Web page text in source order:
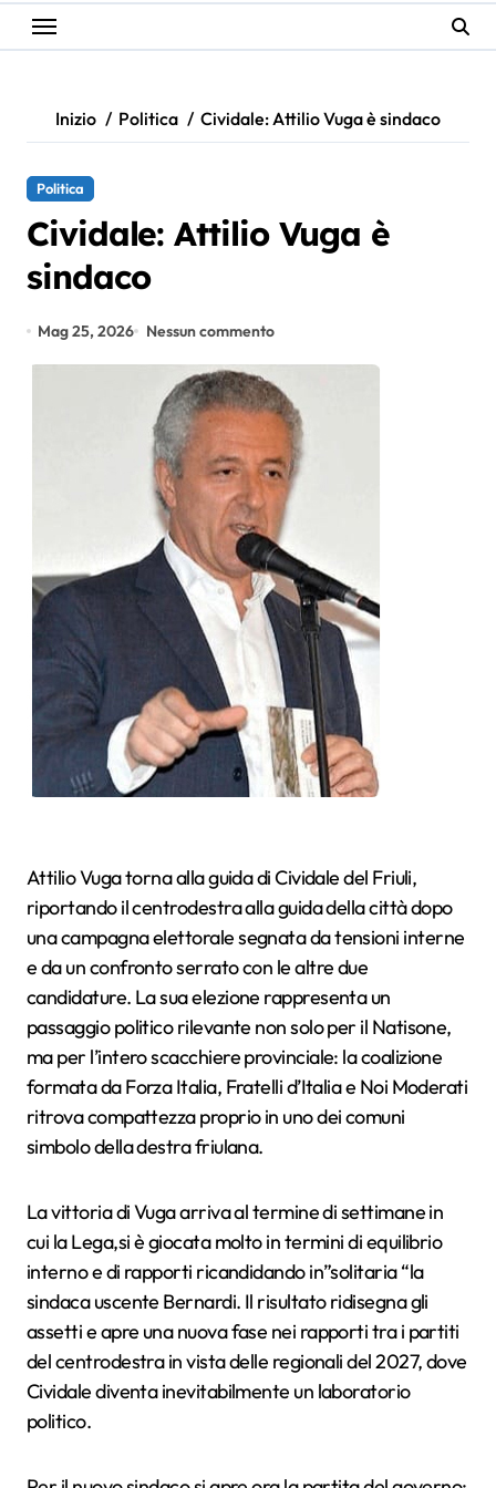
Inizio Politica Cividale: Attilio Vuga è sindaco
Politica
Cividale: Attilio Vuga è
sindaco
Mag 25, 2026 Nessun commento
Attilio Vuga torna alla guida di Cividale del Friuli,
riportando il centrodestra alla guida della città dopo
una campagna elettorale segnata da tensioni interne
e da un confronto serrato con le altre due
candidature. La sua elezione rappresenta un
passaggio politico rilevante non solo per il Natisone,
ma per l’intero scacchiere provinciale: la coalizione
formata da Forza Italia, Fratelli d’Italia e Noi Moderati
ritrova compattezza proprio in uno dei comuni
simbolo della destra friulana.
La vittoria di Vuga arriva al termine di settimane in
cui la Lega,si è giocata molto in termini di equilibrio
interno e di rapporti ricandidando in”solitaria “la
sindaca uscente Bernardi. Il risultato ridisegna gli
assetti e apre una nuova fase nei rapporti tra i partiti
del centrodestra in vista delle regionali del 2027, dove
Cividale diventa inevitabilmente un laboratorio
politico.